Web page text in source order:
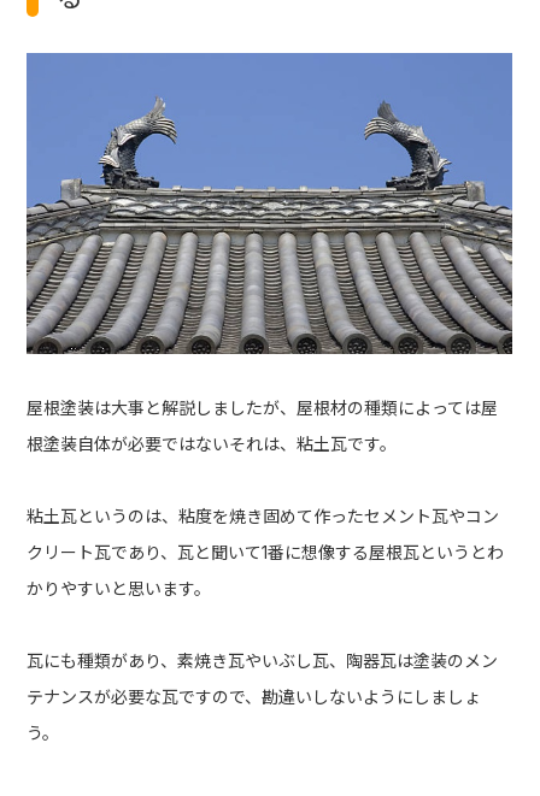
屋根塗装は大事と解説しましたが、屋根材の種類によっては屋
根塗装自体が必要ではないそれは、粘土瓦です。
粘土瓦というのは、粘度を焼き固めて作ったセメント瓦やコン
クリート瓦であり、瓦と聞いて1番に想像する屋根瓦というとわ
かりやすいと思います。
瓦にも種類があり、素焼き瓦やいぶし瓦、陶器瓦は塗装のメン
テナンスが必要な瓦ですので、勘違いしないようにしましょ
う。